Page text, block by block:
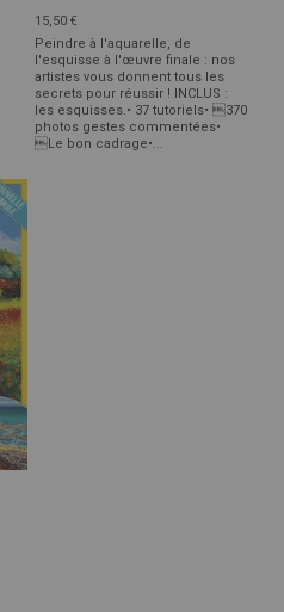
15,50 €
Peindre à l'aquarelle, de
l'esquisse à l'œuvre finale : nos
artistes vous donnent tous les
secrets pour réussir ! INCLUS :
les esquisses.• 37 tutoriels• 370
photos gestes commentées•
Le bon cadrage•...